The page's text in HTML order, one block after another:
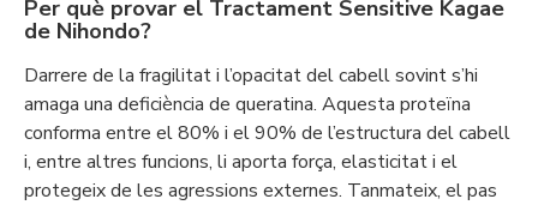
Per què provar el Tractament Sensitive Kagae
de Nihondo?
Darrere de la fragilitat i l’opacitat del cabell sovint s’hi
amaga una deficiència de queratina. Aquesta proteïna
conforma entre el 80% i el 90% de l’estructura del cabell
i, entre altres funcions, li aporta força, elasticitat i el
protegeix de les agressions externes. Tanmateix, el pas